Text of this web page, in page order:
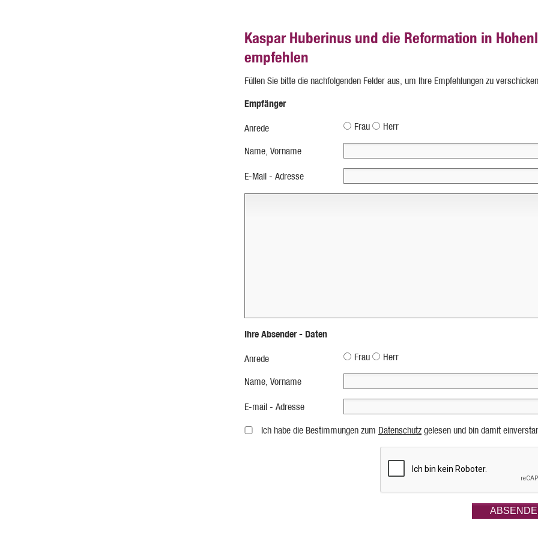
Kaspar Huberinus und die Reformation in
empfehlen
Füllen Sie bitte die nachfolgenden Felder aus, um Ihre Empfehlungen zu verschicken.
Empfänger
Anrede Frau Herr
Name, Vorname
E-Mail - Adresse
Ihre Absender - Daten
Anrede Frau Herr
Name, Vorname
E-mail - Adresse
Ich habe die Bestimmungen zum Datenschutz gelesen und bin damit